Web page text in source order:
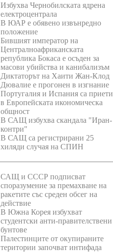
Избухва Чернобилската ядрена
електроцентрала
В ЮАР е обявено извънредно
положение
Бившият император на
Централноафриканската
република Бокаса е осъден за
масови убийства и канибализъм
Диктаторът на Хаити Жан-Клод
Дювалие е прогонен в изгнание
Португалия и Испания са приети
в Европейската икономическа
общност
В САЩ избухва скандала "Иран-
контри"
В САЩ са регистрирани 25
хиляди случая на СПИН
САЩ и СССР подписват
споразумение за премахване на
ракетите със среден обсег на
действие
В Южна Корея избухват
студентски анти-правителствени
бунтове
Палестинците от окупираните
територии започват интифада